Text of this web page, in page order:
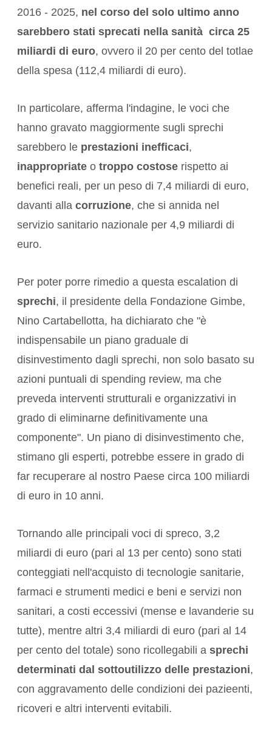
2016 - 2025, nel corso del solo ultimo anno
sarebbero stati sprecati nella sanità circa 25
miliardi di euro, ovvero il 20 per cento del totlae
della spesa (112,4 miliardi di euro).
In particolare, afferma l'indagine, le voci che
hanno gravato maggiormente sugli sprechi
sarebbero le prestazioni inefficaci,
inappropriate o troppo costose rispetto ai
benefici reali, per un peso di 7,4 miliardi di euro,
davanti alla corruzione, che si annida nel
servizio sanitario nazionale per 4,9 miliardi di
euro.
Per poter porre rimedio a questa escalation di
sprechi, il presidente della Fondazione Gimbe,
Nino Cartabellotta, ha dichiarato che "è
indispensabile un piano graduale di
disinvestimento dagli sprechi, non solo basato su
azioni puntuali di spending review, ma che
preveda interventi strutturali e organizzativi in
grado di eliminarne definitivamente una
componente". Un piano di disinvestimento che,
stimano gli esperti, potrebbe essere in grado di
far recuperare al nostro Paese circa 100 miliardi
di euro in 10 anni.
Tornando alle principali voci di spreco, 3,2
miliardi di euro (pari al 13 per cento) sono stati
conteggiati nell'acquisto di tecnologie sanitarie,
farmaci e strumenti medici e beni e servizi non
sanitari, a costi eccessivi (mense e lavanderie su
tutte), mentre altri 3,4 miliardi di euro (pari al 14
per cento del totale) sono ricollegabili a sprechi
determinati dal sottoutilizzo delle prestazioni,
con aggravamento delle condizioni dei pazieenti,
ricoveri e altri interventi evitabili.